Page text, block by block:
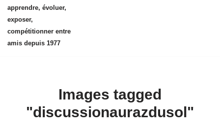
apprendre, évoluer,
exposer,
compétitionner entre
amis depuis 1977
Images tagged
"discussionaurazdusol"